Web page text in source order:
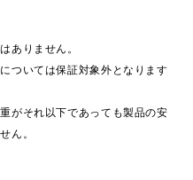
ありません。
ついては保証対象外となります
がそれ以下であっても製品の安
ん。